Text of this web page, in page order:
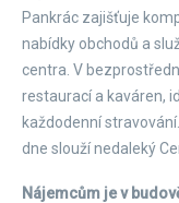
Pankrác zajišťuje
nabídky obchodů a
centra. V
restaurací a kaváren,
každodenní
dne slouží nedaleký
Nájemcům je v